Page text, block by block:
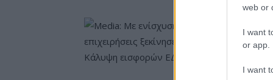
web or
I want
or app.
I want